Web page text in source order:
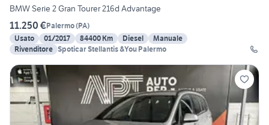
BMW Serie 2 Gran Tourer 216d Advantage
11.250 €Palermo(PA)
Usato
01/2017 84400 Km Diesel
Manuale
Rivenditore Spoticar Stellantis &You Palermo